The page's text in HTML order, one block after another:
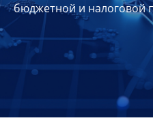
Планы
отчеты
Контакты
бюджетной и налоговой